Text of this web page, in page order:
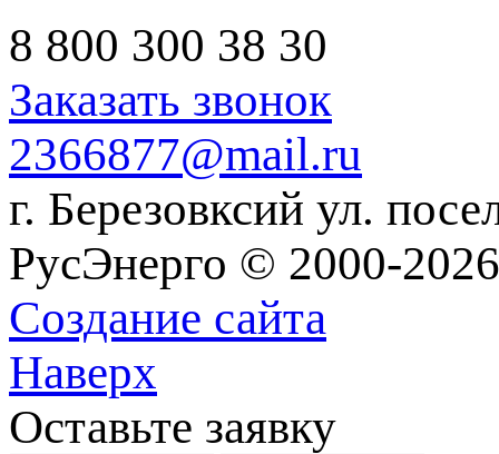
8 800 300 38 30
Заказать звонок
2366877@mail.ru
г. Березовксий ул.
РусЭнерго © 2000-
Создание сайта
Наверх
Оставьте заявку